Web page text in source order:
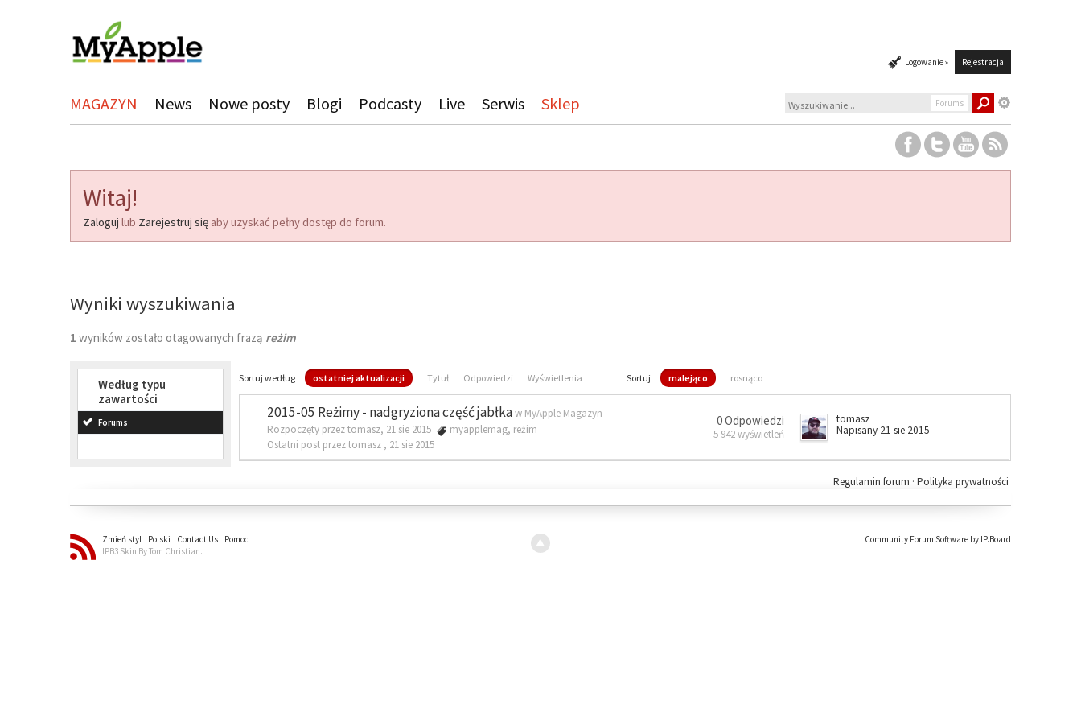
Logowanie » Rejestracja
MAGAZYN News Nowe posty Blogi Podcasty Live Serwis Sklep Forums
Witaj!
Zaloguj lub Zarejestruj się aby uzyskać pełny dostęp do forum.
Wyniki wyszukiwania
1 wyników zostało otagowanych frazą reżim
Według typu
zawartości
Forums
Sortuj według ostatniej aktualizacji Tytuł Odpowiedzi Wyświetlenia Sortuj malejąco rosnąco
2015-05 Reżimy - nadgryziona część jabłkaw MyApple Magazyn
Rozpoczęty przez tomasz, 21 sie 2015
myapplemag, reżim
Ostatni post przez tomasz , 21 sie 2015
0 Odpowiedzi
5 942 wyświetleń
tomasz
Napisany 21 sie 2015
Polityka prywatności
Regulamin forum ·
Zmień styl Polski Contact Us
Pomoc
IPB3 Skin By Tom Christian.
Community Forum Software by IP.Board